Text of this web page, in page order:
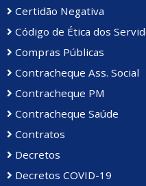
Certidão Negativa
Código de Ética dos
Compras Públicas
Contracheque Ass. Social
Contracheque PM
Contracheque Saúde
Contratos
Decretos
Decretos COVID-19